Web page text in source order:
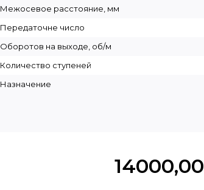
Межосевое расстояние, мм
Передаточне число
Оборотов на выходе, об/м
Количество ступеней
Назначение
14000,00